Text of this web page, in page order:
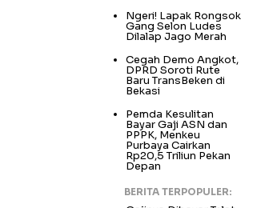
Ngeri! Lapak Rongsok
Gang Selon Ludes
Dilalap Jago Merah
Cegah Demo Angkot,
DPRD Soroti Rute
Baru TransBeken di
Bekasi
Pemda Kesulitan
Bayar Gaji ASN dan
PPPK, Menkeu
Purbaya Cairkan
Rp20,5 Triliun Pekan
Depan
BERITA TERPOPULER: